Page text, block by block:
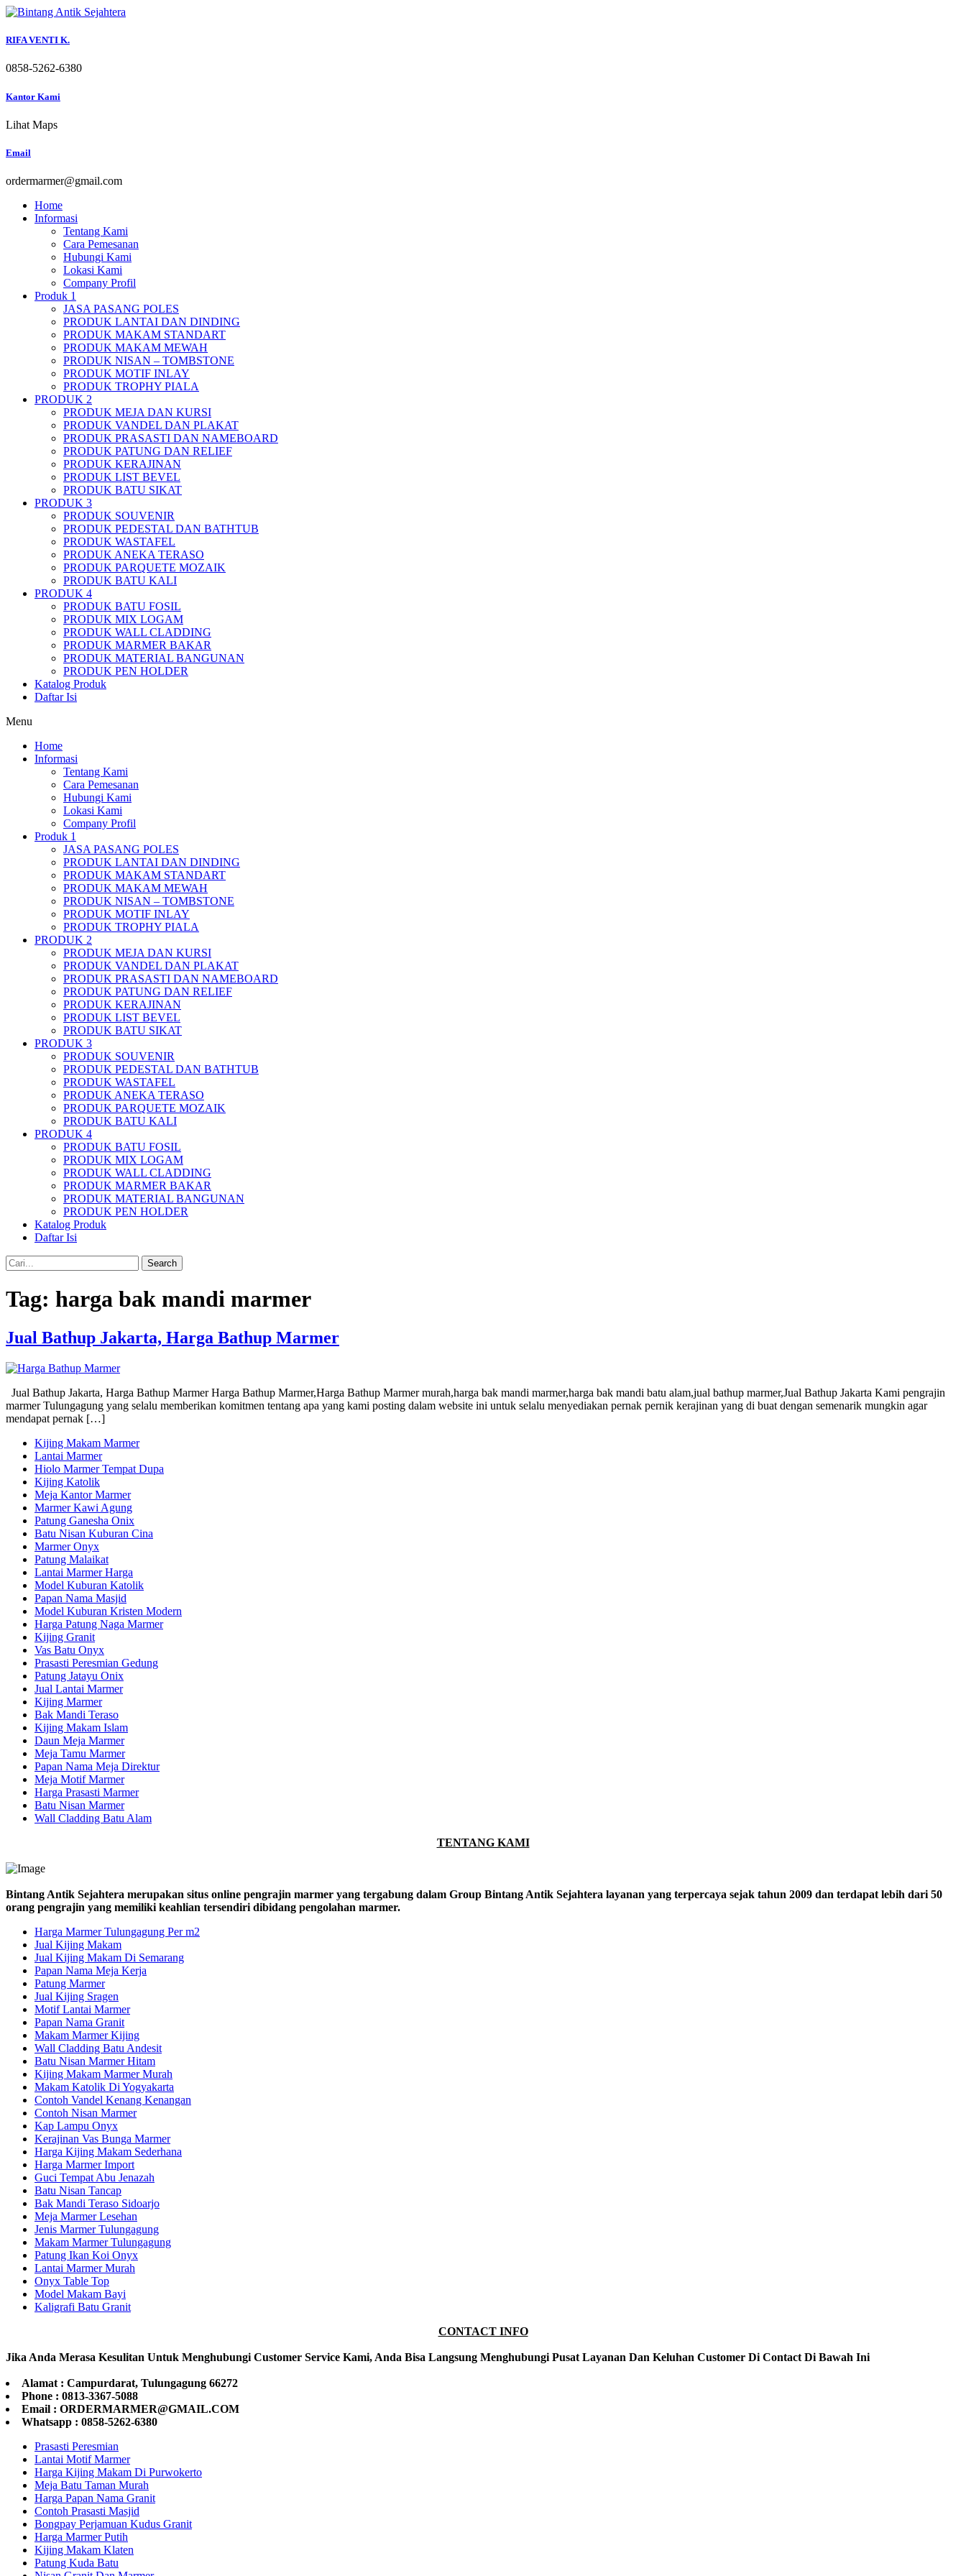
Skip
content
RIFA VENTI K.
0858-5262-6380
Kantor Kami
Lihat Maps
Email
ordermarmer@gmail.com
Home
Informasi
Tentang Kami
Cara Pemesanan
Hubungi Kami
Lokasi Kami
Company Profil
Produk 1
JASA PASANG POLES
PRODUK LANTAI DAN DINDING
PRODUK MAKAM STANDART
PRODUK MAKAM MEWAH
PRODUK NISAN – TOMBSTONE
PRODUK MOTIF INLAY
PRODUK TROPHY PIALA
PRODUK 2
PRODUK MEJA DAN KURSI
PRODUK VANDEL DAN PLAKAT
PRODUK PRASASTI DAN NAMEBOARD
PRODUK PATUNG DAN RELIEF
PRODUK KERAJINAN
PRODUK LIST BEVEL
PRODUK BATU SIKAT
PRODUK 3
PRODUK SOUVENIR
PRODUK PEDESTAL DAN BATHTUB
PRODUK WASTAFEL
PRODUK ANEKA TERASO
PRODUK PARQUETE MOZAIK
PRODUK BATU KALI
PRODUK 4
PRODUK BATU FOSIL
PRODUK MIX LOGAM
PRODUK WALL CLADDING
PRODUK MARMER BAKAR
PRODUK MATERIAL BANGUNAN
PRODUK PEN HOLDER
Katalog Produk
Daftar Isi
Menu
Home
Informasi
Tentang Kami
Cara Pemesanan
Hubungi Kami
Lokasi Kami
Company Profil
Produk 1
JASA PASANG POLES
PRODUK LANTAI DAN DINDING
PRODUK MAKAM STANDART
PRODUK MAKAM MEWAH
PRODUK NISAN – TOMBSTONE
PRODUK MOTIF INLAY
PRODUK TROPHY PIALA
PRODUK 2
PRODUK MEJA DAN KURSI
PRODUK VANDEL DAN PLAKAT
PRODUK PRASASTI DAN NAMEBOARD
PRODUK PATUNG DAN RELIEF
PRODUK KERAJINAN
PRODUK LIST BEVEL
PRODUK BATU SIKAT
PRODUK 3
PRODUK SOUVENIR
PRODUK PEDESTAL DAN BATHTUB
PRODUK WASTAFEL
PRODUK ANEKA TERASO
PRODUK PARQUETE MOZAIK
PRODUK BATU KALI
PRODUK 4
PRODUK BATU FOSIL
PRODUK MIX LOGAM
PRODUK WALL CLADDING
PRODUK MARMER BAKAR
PRODUK MATERIAL BANGUNAN
PRODUK PEN HOLDER
Katalog Produk
Daftar Isi
Search
Tag: harga bak mandi marmer
Jual Bathup Jakarta, Harga Bathup Marmer
Jual Bathup Jakarta, Harga Bathup Marmer Harga Bathup Marmer,Harga Bathup Marmer murah,harga bak mandi marmer,harga bak mandi batu alam,jual bathup marmer,Jual Bathup Jakarta Kami pengrajin
marmer Tulungagung yang selalu memberikan komitmen tentang apa yang kami posting dalam website ini untuk selalu menyediakan pernak pernik kerajinan yang di buat dengan semenarik mungkin agar
mendapat pernak […]
Kijing Makam Marmer
Lantai Marmer
Hiolo Marmer Tempat Dupa
Kijing Katolik
Meja Kantor Marmer
Marmer Kawi Agung
Patung Ganesha Onix
Batu Nisan Kuburan Cina
Marmer Onyx
Patung Malaikat
Lantai Marmer Harga
Model Kuburan Katolik
Papan Nama Masjid
Model Kuburan Kristen Modern
Harga Patung Naga Marmer
Kijing Granit
Vas Batu Onyx
Prasasti Peresmian Gedung
Patung Jatayu Onix
Jual Lantai Marmer
Kijing Marmer
Bak Mandi Teraso
Kijing Makam Islam
Daun Meja Marmer
Meja Tamu Marmer
Papan Nama Meja Direktur
Meja Motif Marmer
Harga Prasasti Marmer
Batu Nisan Marmer
Wall Cladding Batu Alam
TENTANG KAMI
Bintang Antik Sejahtera merupakan situs online pengrajin marmer yang tergabung dalam Group Bintang Antik Sejahtera layanan yang terpercaya sejak tahun 2009 dan terdapat lebih dari 50
orang pengrajin yang memiliki keahlian tersendiri dibidang pengolahan marmer.
Harga Marmer Tulungagung Per m2
Jual Kijing Makam
Jual Kijing Makam Di Semarang
Papan Nama Meja Kerja
Patung Marmer
Jual Kijing Sragen
Motif Lantai Marmer
Papan Nama Granit
Makam Marmer Kijing
Wall Cladding Batu Andesit
Batu Nisan Marmer Hitam
Kijing Makam Marmer Murah
Makam Katolik Di Yogyakarta
Contoh Vandel Kenang Kenangan
Contoh Nisan Marmer
Kap Lampu Onyx
Kerajinan Vas Bunga Marmer
Harga Kijing Makam Sederhana
Harga Marmer Import
Guci Tempat Abu Jenazah
Batu Nisan Tancap
Bak Mandi Teraso Sidoarjo
Meja Marmer Lesehan
Jenis Marmer Tulungagung
Makam Marmer Tulungagung
Patung Ikan Koi Onyx
Lantai Marmer Murah
Onyx Table Top
Model Makam Bayi
Kaligrafi Batu Granit
CONTACT INFO
Jika Anda Merasa Kesulitan Untuk Menghubungi Customer Service Kami, Anda Bisa Langsung Menghubungi Pusat Layanan Dan Keluhan Customer Di Contact Di Bawah Ini
Alamat : Campurdarat, Tulungagung 66272
Phone : 0813-3367-5088
Email : ORDERMARMER@GMAIL.COM
Whatsapp : 0858-5262-6380
Prasasti Peresmian
Lantai Motif Marmer
Harga Kijing Makam Di Purwokerto
Meja Batu Taman Murah
Harga Papan Nama Granit
Contoh Prasasti Masjid
Bongpay Perjamuan Kudus Granit
Harga Marmer Putih
Kijing Makam Klaten
Patung Kuda Batu